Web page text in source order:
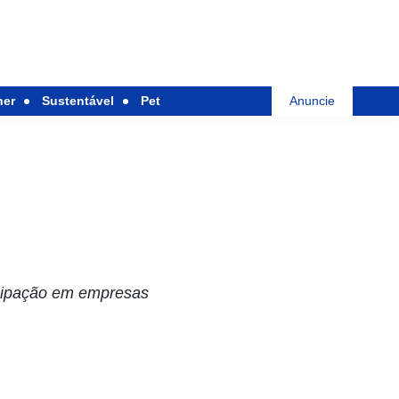
Sustentável Pet Anuncie
em empresas